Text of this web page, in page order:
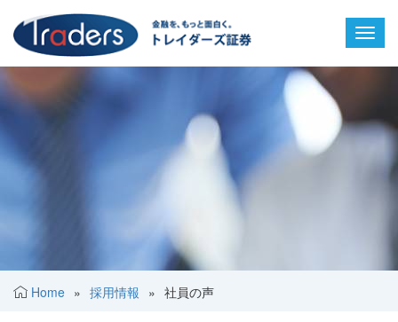
Home » 採用情報 » 社員の声